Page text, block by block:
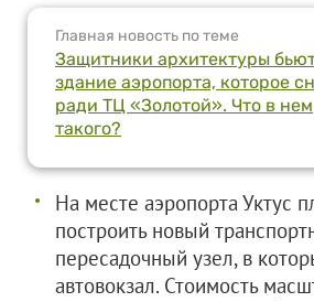
Главная новость по теме
Защитники архитектуры
здание аэропорта, которое
ради ТЦ «Золотой». Что в нем
такого?
На месте аэропорта Уктус
построить новый
пересадочный узел, в
автовокзал. Стоимость